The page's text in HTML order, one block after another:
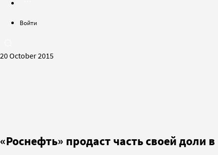
Войти
20 October 2015
«Роснефть» продаст часть своей доли